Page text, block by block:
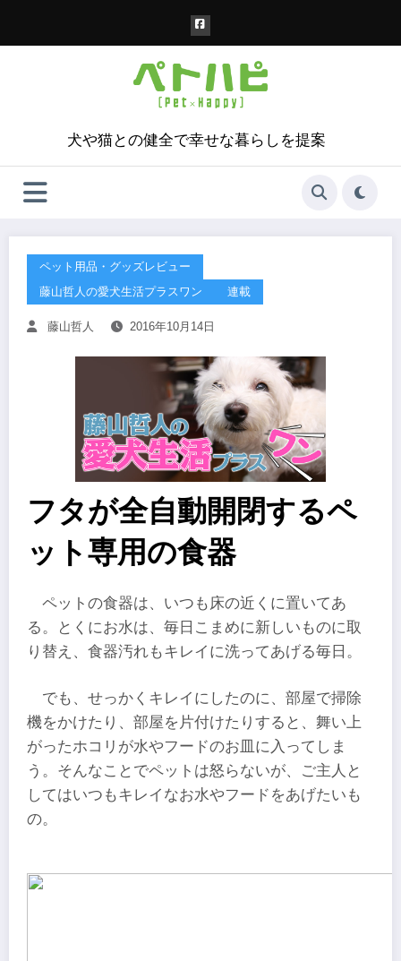
犬や猫との健全で幸せな暮らしを提案
ペット用品・グッズレビュー
藤山哲人の愛犬生活プラスワン
連載
藤山哲人 2016年10月14日
フタが全自動開閉するペ
ット専用の食器
ペットの食器は、いつも床の近くに置いてあ
る。とくにお水は、毎日こまめに新しいものに取
り替え、食器汚れもキレイに洗ってあげる毎日。
でも、せっかくキレイにしたのに、部屋で掃除
機をかけたり、部屋を片付けたりすると、舞い上
がったホコリが水やフードのお皿に入ってしま
う。そんなことでペットは怒らないが、ご主人と
してはいつもキレイなお水やフードをあげたいも
の。